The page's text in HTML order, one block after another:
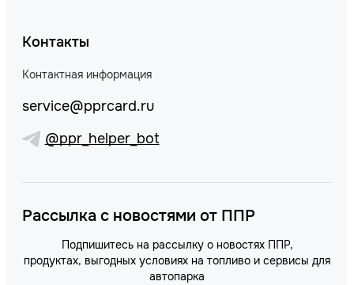
Контакты
Контактная информация
service@pprcard.ru
@ppr_helper_bot
Рассылка с новостями от ППР
Подпишитесь на рассылку о новостях ППР,
продуктах, выгодных условиях на топливо и сервисы для
автопарка